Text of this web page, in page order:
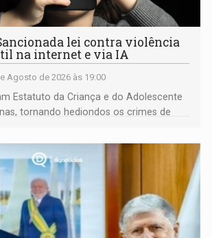
lei contra violência
na internet e via IA
Agosto de 2026 às 19:00
Estatuto da Criança e do Adolescente
tornando hediondos os crimes de